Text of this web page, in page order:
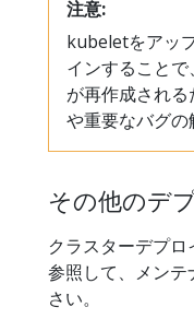
注意:
kubeletをアッ
インすること
が再作成され
や重要なバグの
その他のデ
クラスターデプ
参照して、メン
さい。